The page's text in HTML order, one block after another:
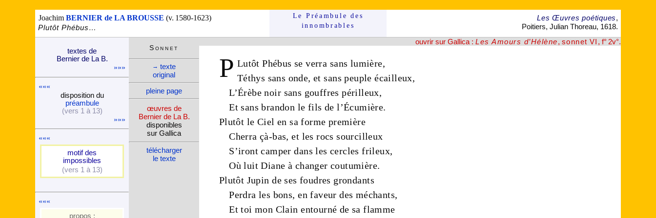
Joachim BERNIER de LA BROUSSE (v. 1580-1623)
Plutôt Phébus…
Le Préam­bule des
innom­brables
Les Œuvres poétiques,
Poitiers, Julian Thoreau, 1618.
textes de
Ber­nier de La B.
»»»
«««
dispo­si­tion du
pré­am­bule
(vers 1 à 13)
»»»
«««
motif des
impos­sibles
(vers 1 à 13)
«««
propos :
ouvrir sur Gallica :Les Amours d’Hélène, sonnet VI , f° 2v°.
P LutôtPhébus se verra sans lumière,
Téthys sans onde, et sanspeuple écailleux,
L’Érèbenoir sans gouffres périlleux,
Et sansbrandon le fils de l’Écumière.
Plutôt le Ciel en sa forme première
Cherra çà-bas, et lesrocs sourcilleux
S’iront camper dans les cercles frileux,
Où luitDiane à changer coutumière.
Plutôt Jupin de ses foudres grondants
Perdra les bons, en faveur des méchants,
Et toi mon Clain entourné de saflamme
Son­net
→ texte
ori­ginal
pleine page
œuvres de
Bernier de La B.
dispo­nibles
sur Gallica
télé­charger
le texte